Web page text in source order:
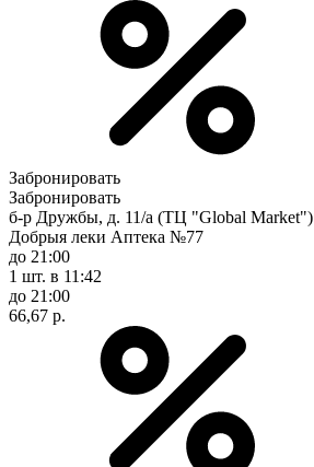
Забронировать
Забронировать
б-р Дружбы, д. 11/а (ТЦ "Global Market")
Добрыя леки Аптека №77
до 21:00
1 шт. в 11:42
до 21:00
66,67 р.